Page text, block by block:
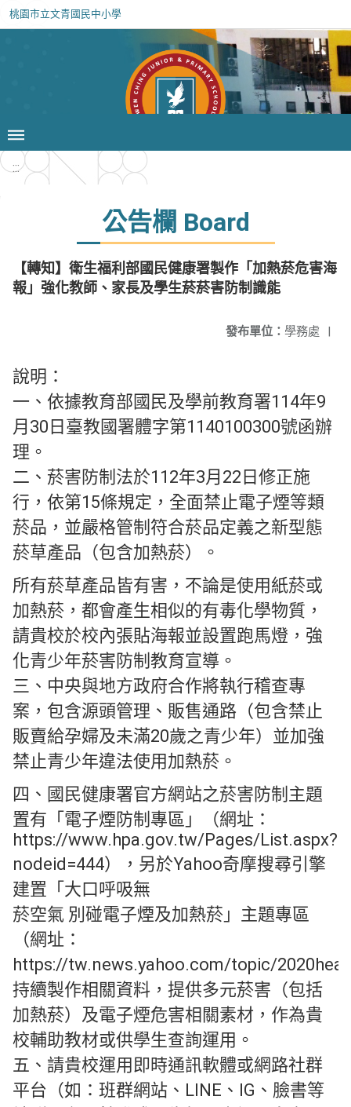
桃園市立文青國民中小學
:::
公告欄 Board
【轉知】衛生福利部國民健康署製作「加熱菸危害海
報」強化教師、家長及學生菸菸害防制識能
發布單位： 學務處 |
說明：
一、依據教育部國民及學前教育署114年9
月30日臺教國署體字第1140100300號函辦
理。
二、菸害防制法於112年3月22日修正施
行，依第15條規定，全面禁止電子煙等類
菸品，並嚴格管制符合菸品定義之新型態
菸草產品（包含加熱菸）。
所有菸草產品皆有害，不論是使用紙菸或
加熱菸，都會產生相似的有毒化學物質，
請貴校於校內張貼海報並設置跑馬燈，強
化青少年菸害防制教育宣導。
三、中央與地方政府合作將執行稽查專
案，包含源頭管理、販售通路（包含禁止
販賣給孕婦及未滿20歲之青少年）並加強
禁止青少年違法使用加熱菸。
四、國民健康署官方網站之菸害防制主題
置有「電子煙防制專區」（網址：
https://www.hpa.gov.tw/Pages/List.aspx?
nodeid=444），另於Yahoo奇摩搜尋引擎
建置「大口呼吸無
菸空氣 別碰電子煙及加熱菸」主題專區
（網址：
https://tw.news.yahoo.com/topic/
持續製作相關資料，提供多元菸害（包括
加熱菸）及電子煙危害相關素材，作為貴
校輔助教材或供學生查詢運用。
五、請貴校運用即時通訊軟體或網路社群
平台（如：班群網站、LINE、IG、臉書等